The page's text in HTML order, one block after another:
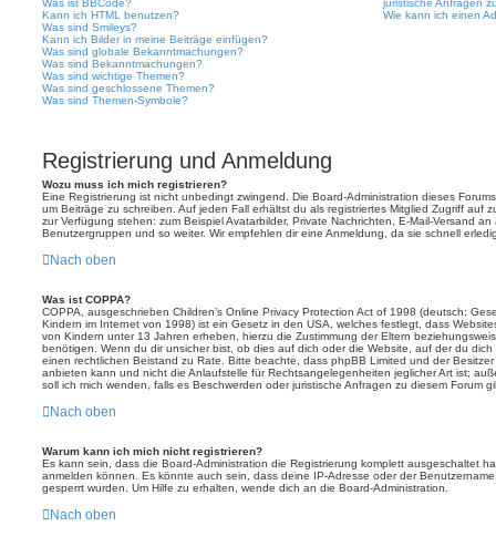
Was ist BBCode?
Kann ich HTML benutzen?
Was sind Smileys?
Kann ich Bilder in meine Beiträge einfügen?
Was sind globale Bekanntmachungen?
Was sind Bekanntmachungen?
Was sind wichtige Themen?
Was sind geschlossene Themen?
Was sind Themen-Symbole?
juristische Anfragen
Wie kann ich einen
Registrierung und Anmeldung
Wozu muss ich mich registrieren?
Eine Registrierung ist nicht unbedingt zwingend. Die Board-Administration dieses
um Beiträge zu schreiben. Auf jeden Fall erhältst du als registriertes Mitglied Zugriff auf
zur Verfügung stehen: zum Beispiel Avatarbilder, Private Nachrichten, E-Mail-Versand
Benutzergruppen und so weiter. Wir empfehlen dir eine Anmeldung, da sie schnell
Nach oben
Was ist COPPA?
COPPA, ausgeschrieben Children’s Online Privacy Protection Act of 1998 (deutsch:
Kindern im Internet von 1998) ist ein Gesetz in den USA, welches festlegt, dass
von Kindern unter 13 Jahren erheben, hierzu die Zustimmung der Eltern
benötigen. Wenn du dir unsicher bist, ob dies auf dich oder die Website, auf der du
einen rechtlichen Beistand zu Rate. Bitte beachte, dass phpBB Limited und der
anbieten kann und nicht die Anlaufstelle für Rechtsangelegenheiten jeglicher Art ist;
soll ich mich wenden, falls es Beschwerden oder juristische Anfragen zu diesem Forum
Nach oben
Warum kann ich mich nicht registrieren?
Es kann sein, dass die Board-Administration die Registrierung komplett ausgeschaltet
anmelden können. Es könnte auch sein, dass deine IP-Adresse oder der
gesperrt wurden. Um Hilfe zu erhalten, wende dich an die Board-Administration.
Nach oben